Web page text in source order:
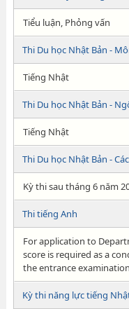
Tiểu luận, Phỏng vấn
Thi Du học Nhật Bản -
Tiếng Nhật
Thi Du học Nhật Bản -
Tiếng Nhật
Thi Du học Nhật Bản -
Kỳ thi sau tháng 6 năm
Thi tiếng Anh
For application to
score is required as a
the entrance
Kỳ thi năng lực tiếng